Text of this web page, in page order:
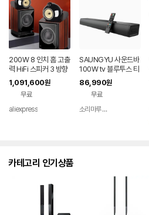
200W 8 인치 홈 고출
력 HiFi 스피커 3 방향
패시브 책장 스피커 홈
시어터 스피커 NPS-0
1 사운드 박스 DM8
1,091,600원
무료
aliexpress
SAUNGYU 사운드바
100W tv 블루투스 티
비 스피커 홈시어터 A
RC 옵티컬 USB
86,990원
무료
소리마루 유한회사
카테고리 인기상품